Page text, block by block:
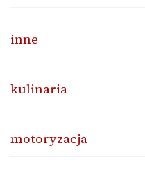
inne
kulinaria
motoryzacja